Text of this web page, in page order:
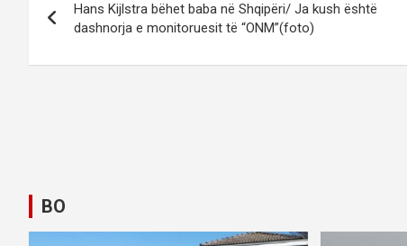
s
v
Hans Kijlstra bëhet baba në Shqipëri/ Ja kush është
dashnorja e monitoruesit të “ONM”(foto)
BO